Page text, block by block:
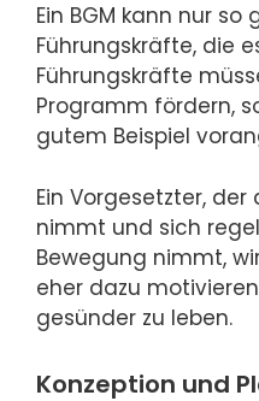
Ein BGM kann nur so
Führungskräfte, die
Führungskräfte
Programm fördern,
gutem Beispiel
Ein Vorgesetzter,
nimmt und sich
Bewegung nimmt,
eher dazu
gesünder zu leben.
Konzeption und